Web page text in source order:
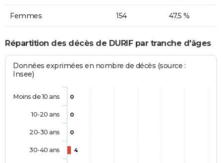
Femmes 154 47,5 %
Répartition des décès de DURIF par tranche d'âges
Données exprimées en nombre de décès (source :
Insee)
0
0
0
4
Moins de 10 ans
10-20 ans
20-30 ans
30-40 ans